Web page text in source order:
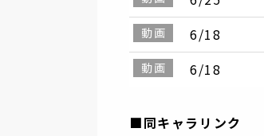
動画 6/18
動画 6/18
■同キャラリンク